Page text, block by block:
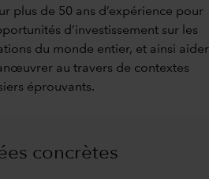
plus de 50 ans d’expérience pour
d’investissement sur les
du monde entier, et ainsi aider
au travers de contextes
éprouvants.
concrètes